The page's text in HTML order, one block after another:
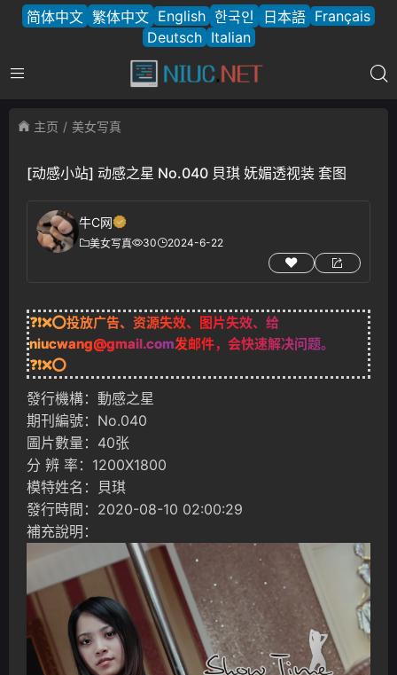
简体中文 繁体中文 English 한국인 日本語 Français
Deutsch Italian
主页 美女写真
[动感小站] 动感之星 No.040 貝琪 妩媚透视装 套图
牛C网
美女写真 30 2024-6-22
❓❗❌⭕投放广告、资源失效、图片失效、给
niucwang@gmail.com发邮件，会快速解决问题。
❓❗❌⭕
發行機構：動感之星
期刊編號：No.040
圖片數量：40张
分 辨 率：1200X1800
模特姓名：貝琪
發行時間：2020-08-10 02:00:29
補充說明：